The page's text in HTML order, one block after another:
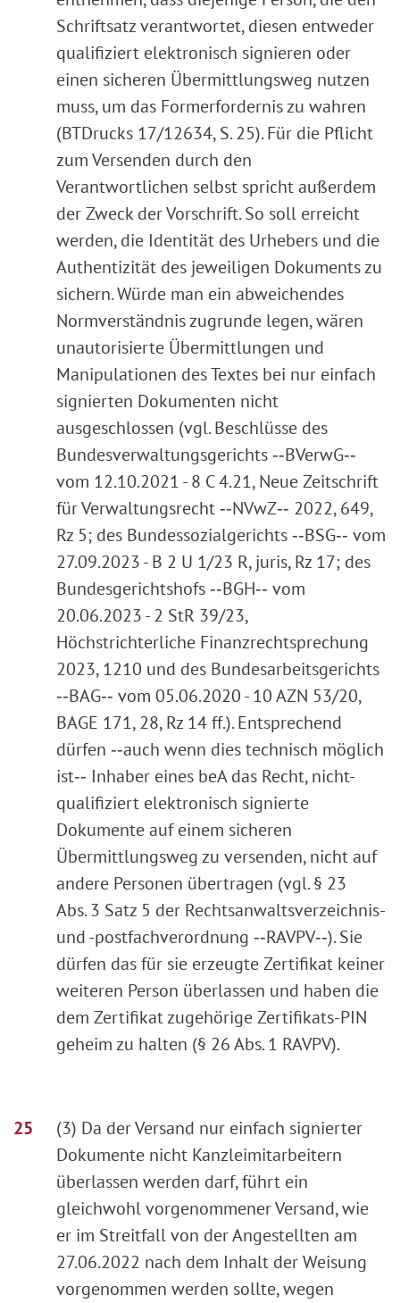
Schriftsatz verantwortet, diesen entweder
qualifiziert elektronisch signieren oder
einen sicheren Übermittlungsweg nutzen
muss, um das Formerfordernis zu wahren
(BTDrucks 17/12634, S. 25). Für die Pflicht
zum Versenden durch den
Verantwortlichen selbst spricht außerdem
der Zweck der Vorschrift. So soll erreicht
werden, die Identität des Urhebers und die
Authentizität des jeweiligen Dokuments zu
sichern. Würde man ein abweichendes
Normverständnis zugrunde legen, wären
unautorisierte Übermittlungen und
Manipulationen des Textes bei nur einfach
signierten Dokumenten nicht
ausgeschlossen (vgl. Beschlüsse des
Bundesverwaltungsgerichts ‑‑BVerwG‑‑
vom 12.10.2021 - 8 C 4.21, Neue Zeitschrift
für Verwaltungsrecht ‑‑NVwZ‑‑ 2022, 649,
Rz 5; des Bundessozialgerichts ‑‑BSG‑‑ vom
27.09.2023 - B 2 U 1/23 R, juris, Rz 17; des
Bundesgerichtshofs ‑‑BGH‑‑ vom
20.06.2023 - 2 StR 39/23,
Höchstrichterliche Finanzrechtsprechung
2023, 1210 und des Bundesarbeitsgerichts
‑‑BAG‑‑ vom 05.06.2020 - 10 AZN 53/20,
BAGE 171, 28, Rz 14 ff.). Entsprechend
dürfen ‑‑auch wenn dies technisch möglich
ist‑‑ Inhaber eines beA das Recht, nicht-
qualifiziert elektronisch signierte
Dokumente auf einem sicheren
Übermittlungsweg zu versenden, nicht auf
andere Personen übertragen (vgl. § 23
Abs. 3 Satz 5 der Rechtsanwaltsverzeichnis-
und -postfachverordnung ‑‑RAVPV‑‑). Sie
dürfen das für sie erzeugte Zertifikat keiner
weiteren Person überlassen und haben die
dem Zertifikat zugehörige Zertifikats-PIN
geheim zu halten (§ 26 Abs. 1 RAVPV).
(3) Da der Versand nur einfach signierter
Dokumente nicht Kanzleimitarbeitern
überlassen werden darf, führt ein
gleichwohl vorgenommener Versand, wie
er im Streitfall von der Angestellten am
27.06.2022 nach dem Inhalt der Weisung
vorgenommen werden sollte, wegen